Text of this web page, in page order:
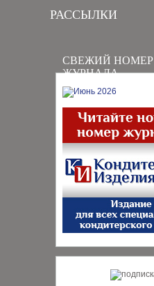
РАССЫЛКИ
СВЕЖИЙ НОМЕР
ЖУРНАЛА